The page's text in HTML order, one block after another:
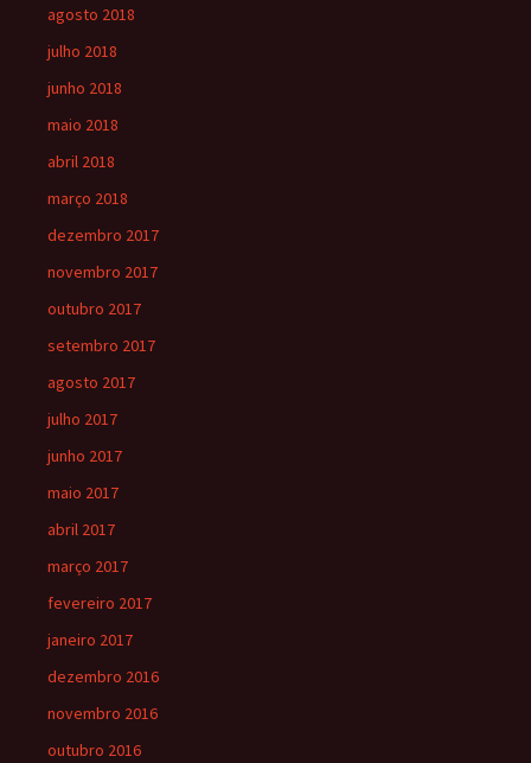
agosto 2018
julho 2018
junho 2018
maio 2018
abril 2018
março 2018
dezembro 2017
novembro 2017
outubro 2017
setembro 2017
agosto 2017
julho 2017
junho 2017
maio 2017
abril 2017
março 2017
fevereiro 2017
janeiro 2017
dezembro 2016
novembro 2016
outubro 2016